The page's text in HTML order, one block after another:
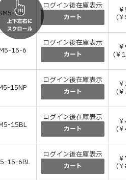
15
ログイン後在庫表示
カート
￥
(￥
15-6
ログイン後在庫表示
カート
￥
(￥
15NP
ログイン後在庫表示
カート
￥
(￥
15BL
ログイン後在庫表示
カート
￥
(￥
15-6BL
ログイン後在庫表示
カート
￥
(￥